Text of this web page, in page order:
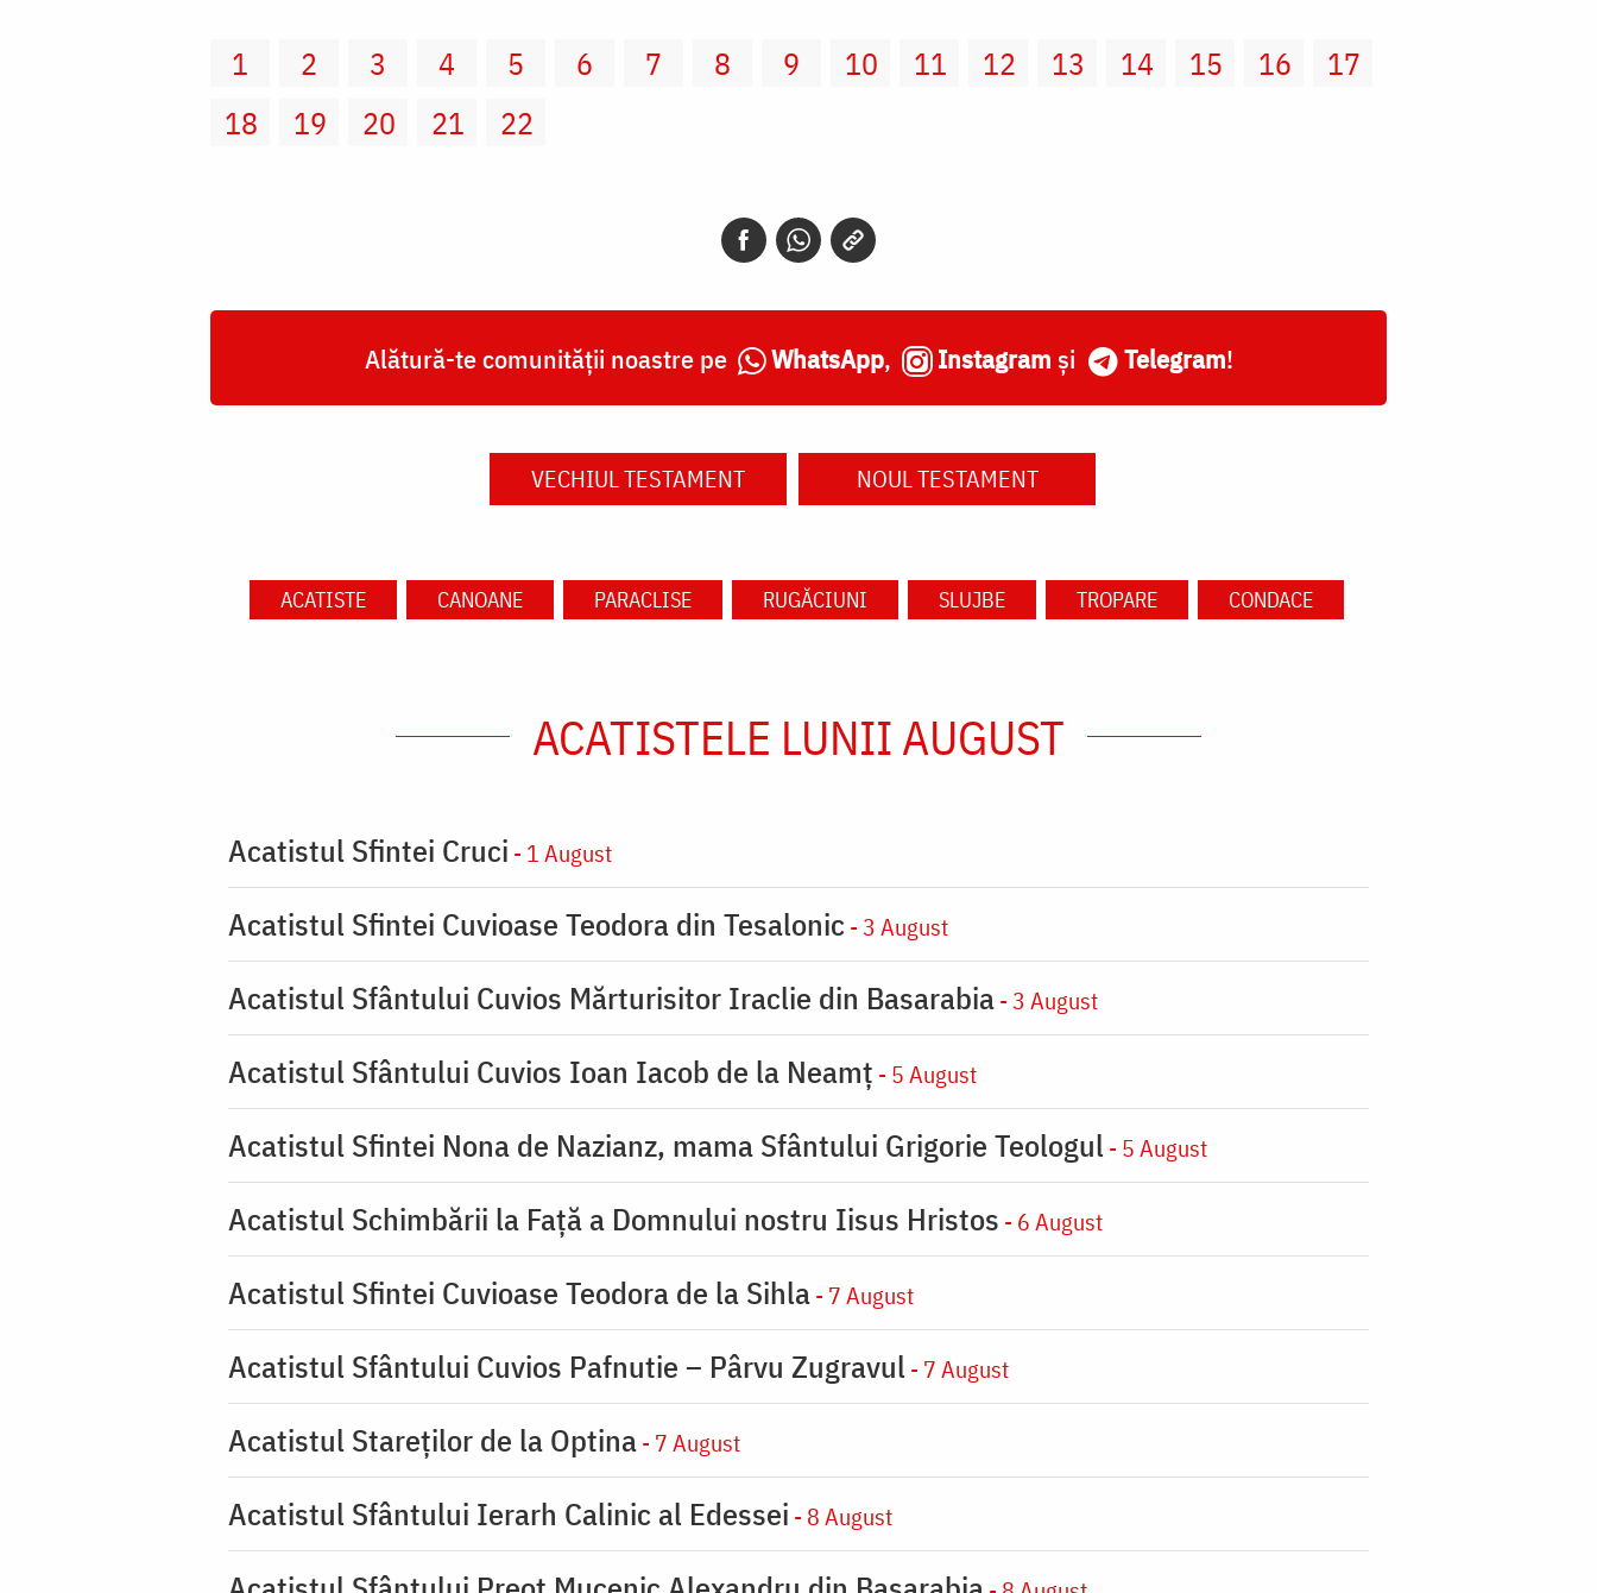
1 2 3 4 5 6 7 8 9 10 11 12 13 14 15 16
17
18
19 20 21 22
Alătură-te comunității noastre pe WhatsApp, Instagram și Telegram!
VECHIUL TESTAMENT NOUL TESTAMENT
ACATISTE CANOANE PARACLISE RUGĂCIUNI SLUJBE TROPARE CONDACE
ACATISTELE LUNII AUGUST
Acatistul Sfintei Cruci - 1 August
Acatistul Sfintei Cuvioase Teodora din Tesalonic - 3 August
Acatistul Sfântului Cuvios Mărturisitor Iraclie din Basarabia- 3 August
Acatistul Sfântului Cuvios Ioan Iacob de la Neamț - 5 August
Acatistul Sfintei Nona de Nazianz, mama Sfântului Grigorie Teologul - 5 August
Acatistul Schimbării la Faţă a Domnului nostru Iisus Hristos - 6 August
Acatistul Sfintei Cuvioase Teodora de la Sihla- 7 August
Acatistul Sfântului Cuvios Pafnutie – Pârvu Zugravul - 7 August
Acatistul Stareţilor de la Optina- 7 August
Acatistul Sfântului Ierarh Calinic al Edessei - 8 August